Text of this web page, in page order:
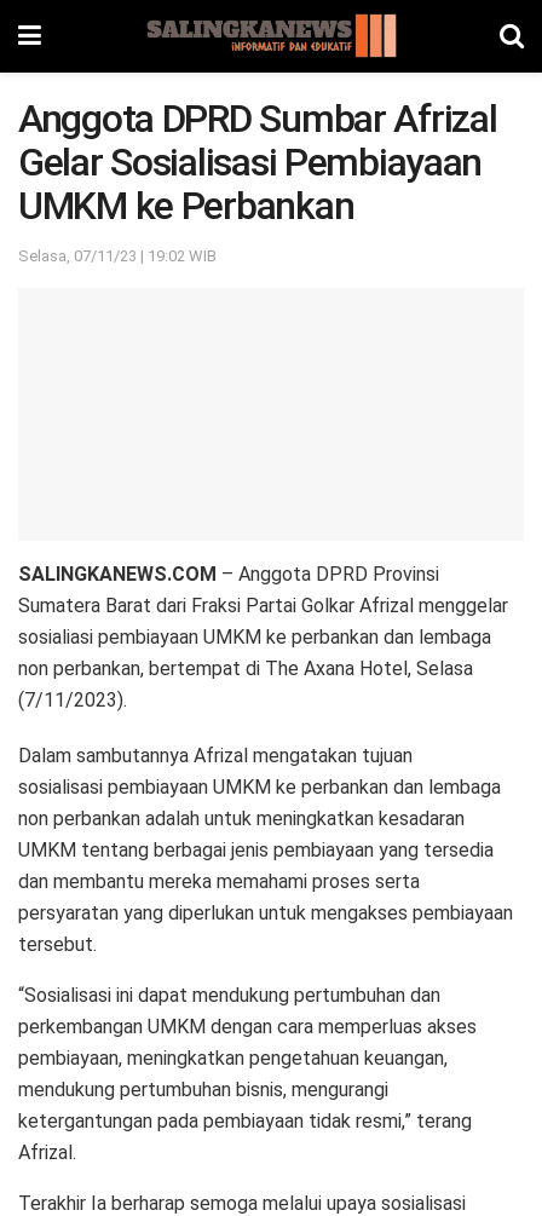
Anggota DPRD Sumbar Afrizal
Gelar Sosialisasi Pembiayaan
UMKM ke Perbankan
Selasa, 07/11/23 | 19:02 WIB
SALINGKANEWS.COM – Anggota DPRD Provinsi
Sumatera Barat dari Fraksi Partai Golkar Afrizal menggelar
sosialiasi pembiayaan UMKM ke perbankan dan lembaga
non perbankan, bertempat di The Axana Hotel, Selasa
(7/11/2023).
Dalam sambutannya Afrizal mengatakan tujuan
sosialisasi pembiayaan UMKM ke perbankan dan lembaga
non perbankan adalah untuk meningkatkan kesadaran
UMKM tentang berbagai jenis pembiayaan yang tersedia
dan membantu mereka memahami proses serta
persyaratan yang diperlukan untuk mengakses pembiayaan
tersebut.
“Sosialisasi ini dapat mendukung pertumbuhan dan
perkembangan UMKM dengan cara memperluas akses
pembiayaan, meningkatkan pengetahuan keuangan,
mendukung pertumbuhan bisnis, mengurangi
ketergantungan pada pembiayaan tidak resmi,” terang
Afrizal.
Terakhir Ia berharap semoga melalui upaya sosialisasi